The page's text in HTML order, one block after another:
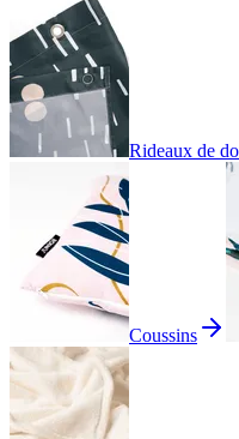
Rideaux de
Coussins